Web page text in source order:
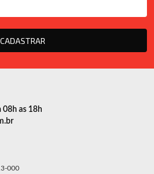
CADASTRAR
08h as 18h
000